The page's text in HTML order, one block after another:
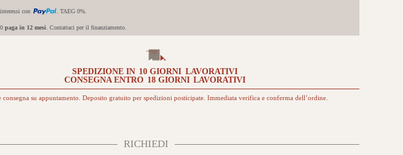
con . TAEG 0%.
paga in 12 mesi . Contattaci per il finanziamento.
SPEDIZIONE IN 10 GIORNI LAVORATIVI
CONSEGNA ENTRO 18 GIORNI LAVORATIVI
consegna su appuntamento. Deposito gratuito per spedizioni posticipate. Immediata verifica e conferma dell’ordine.
RICHIEDI